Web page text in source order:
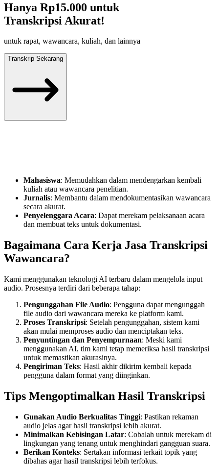
Hanya Rp15.000 untuk
Transkripsi Akurat!
untuk rapat, wawancara, kuliah, dan lainnya
Transkrip Sekarang
Mahasiswa: Memudahkan dalam mendengarkan kembali
kuliah atau wawancara penelitian.
Jurnalis: Membantu dalam mendokumentasikan wawancara
secara akurat.
Penyelenggara Acara: Dapat merekam pelaksanaan acara
dan membuat teks untuk dokumentasi.
Bagaimana Cara Kerja Jasa Transkripsi
Wawancara?
Kami menggunakan teknologi AI terbaru dalam mengelola input
audio. Prosesnya terdiri dari beberapa tahap:
Pengunggahan File Audio: Pengguna dapat mengunggah
file audio dari wawancara mereka ke platform kami.
Proses Transkripsi: Setelah pengunggahan, sistem kami
akan mulai memproses audio dan menciptakan teks.
Penyuntingan dan Penyempurnaan: Meski kami
menggunakan AI, tim kami tetap memeriksa hasil transkripsi
untuk memastikan akurasinya.
Pengiriman Teks: Hasil akhir dikirim kembali kepada
pengguna dalam format yang diinginkan.
Tips Mengoptimalkan Hasil Transkripsi
Gunakan Audio Berkualitas Tinggi: Pastikan rekaman
audio jelas agar hasil transkripsi lebih akurat.
Minimalkan Kebisingan Latar: Cobalah untuk merekam di
lingkungan yang tenang untuk menghindari gangguan suara.
Berikan Konteks: Sertakan informasi terkait topik yang
dibahas agar hasil transkripsi lebih terfokus.